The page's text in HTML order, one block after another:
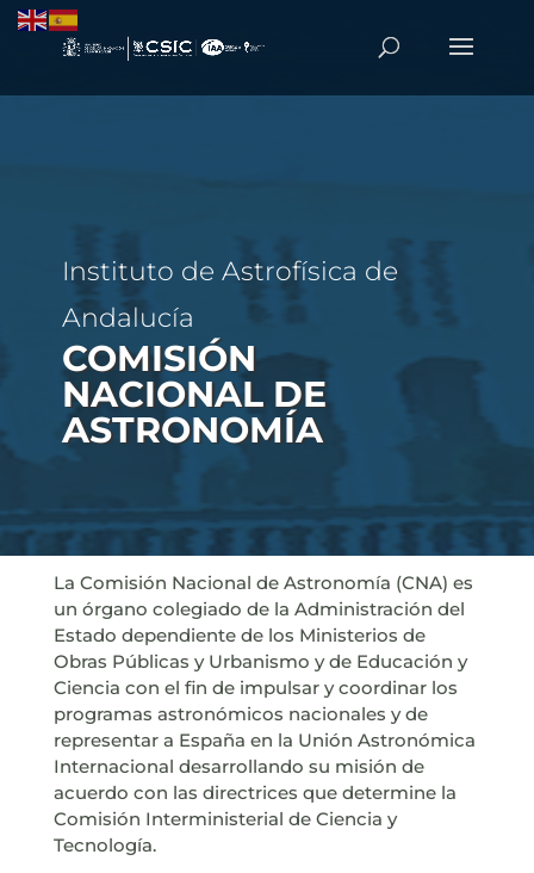
Instituto de Astrofísica de
Andalucía
COMISIÓN
NACIONAL DE
ASTRONOMÍA
La Comisión Nacional de Astronomía (CNA) es
un órgano colegiado de la Administración del
Estado dependiente de los Ministerios de
Obras Públicas y Urbanismo y de Educación y
Ciencia con el fin de impulsar y coordinar los
programas astronómicos nacionales y de
representar a España en la Unión Astronómica
Internacional desarrollando su misión de
acuerdo con las directrices que determine la
Comisión Interministerial de Ciencia y
Tecnología.